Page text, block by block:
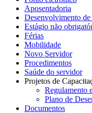
Aposentadoria
Desenvolvimento de
Estágio não
Férias
Mobilidade
Novo Servidor
Procedimentos
Saúde do servidor
Projetos de
Regulamento
Plano de
Documentos